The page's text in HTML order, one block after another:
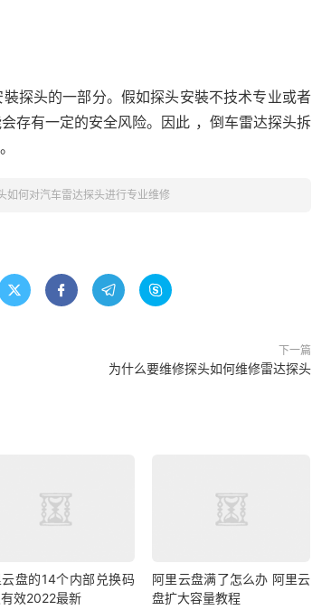
探头的一部分。假如探头安裝不技术专业或者
存有一定的安全风险。因此 ，倒车雷达探头拆
如何对汽车雷达探头进行专业维修
   
下一篇
为什么要维修探头如何维修雷达探头
云盘的14个内部兑换码
效2022最新
阿里云盘满了怎么办 阿里云
盘扩大容量教程